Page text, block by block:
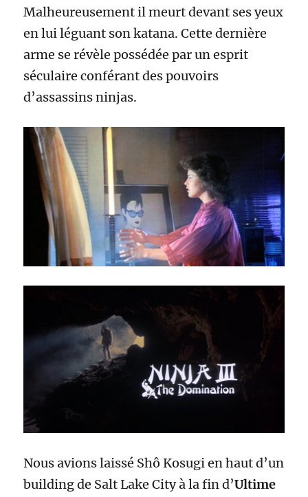
Malheureusement il meurt devant ses yeux
en lui léguant son katana. Cette dernière
arme se révèle possédée par un esprit
séculaire conférant des pouvoirs
d’assassins ninjas.
Nous avions laissé Shô Kosugi en haut d’un
building de Salt Lake City à la fin d’Ultime